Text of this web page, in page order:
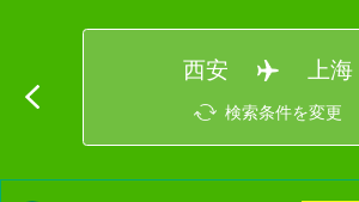
西安 上海
検索条件を変更